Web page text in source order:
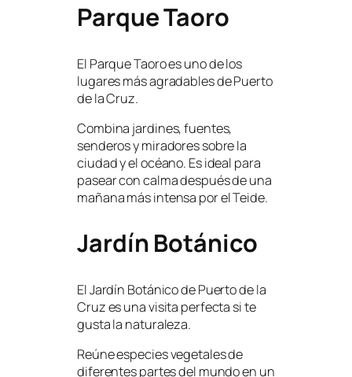
Parque Taoro
El Parque Taoro es uno de los
lugares más agradables de Puerto
de la Cruz.
Combina jardines, fuentes,
senderos y miradores sobre la
ciudad y el océano. Es ideal para
pasear con calma después de una
mañana más intensa por el Teide.
Jardín Botánico
El Jardín Botánico de Puerto de la
Cruz es una visita perfecta si te
gusta la naturaleza.
Reúne especies vegetales de
diferentes partes del mundo en un